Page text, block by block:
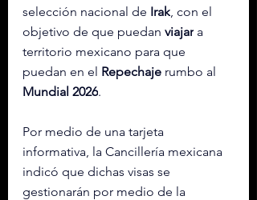
selección nacional de Irak, con el
objetivo de que puedan viajar a
territorio mexicano para que
puedan en el Repechaje rumbo al
Mundial 2026.
Por medio de una tarjeta
informativa, la Cancillería mexicana
indicó que dichas visas se
gestionarán por medio de la